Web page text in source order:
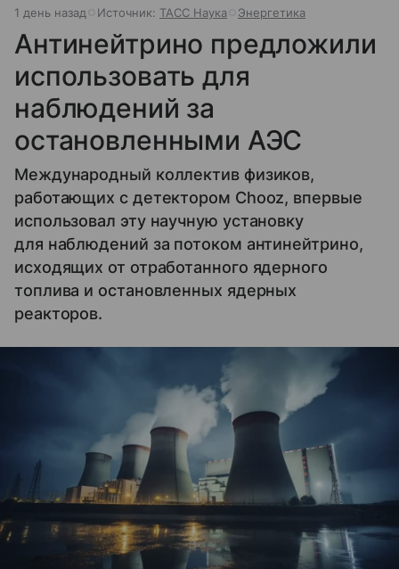
1 день назад Источник: ТАСС Наука Энергетика
Антинейтрино предложили
использовать для
наблюдений за
остановленными АЭС
Международный коллектив физиков,
работающих с детектором Chooz, впервые
использовал эту научную установку
для наблюдений за потоком антинейтрино,
исходящих от отработанного ядерного
топлива и остановленных ядерных
реакторов.